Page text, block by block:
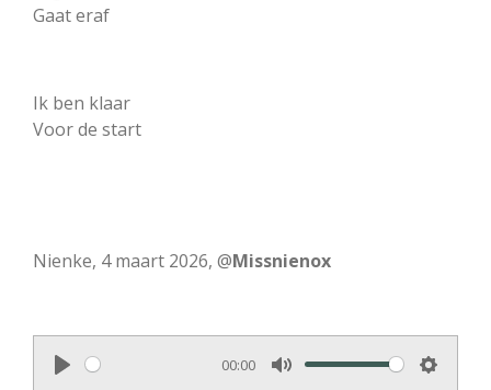
Gaat eraf
Ik ben klaar
Voor de start
Nienke, 4 maart 2026, @Missnienox
00:00